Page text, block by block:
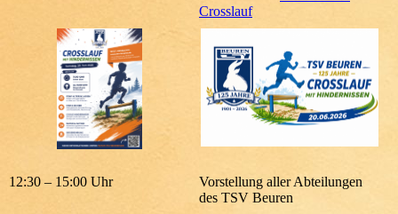
Crosslauf
12:30 – 15:00 Uhr
Vorstellung aller Abteilungen
des TSV Beuren